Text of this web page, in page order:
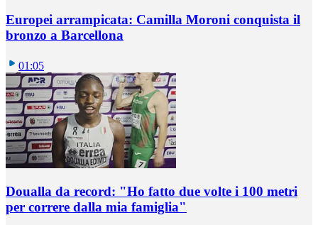
Europei arrampicata: Camilla Moroni conquista il
bronzo a Barcellona
01:05
Doualla da record: "Ho fatto due volte i 100 metri
per correre dalla mia famiglia"